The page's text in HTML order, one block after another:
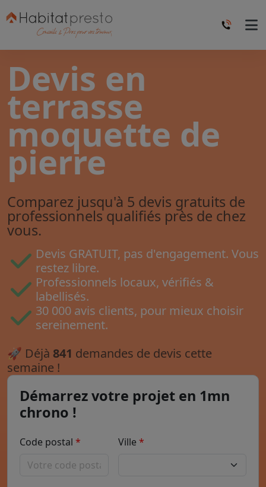
Devis en
terrasse
moquette de
pierre
Comparez jusqu'à 5 devis gratuits de
professionnels qualifiés près de chez
vous.
Devis GRATUIT, pas d'engagement. Vous
restez libre.
Professionnels locaux, vérifiés &
labellisés.
30 000 avis clients, pour mieux choisir
sereinement.
🚀 Déjà 841 demandes de devis cette
semaine !
Démarrez votre projet en 1mn
chrono !
Code postal Ville